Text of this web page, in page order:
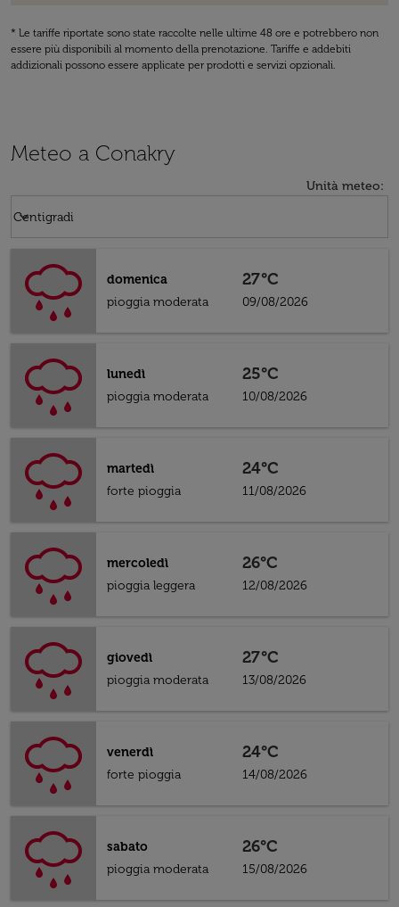
* Le tariffe riportate sono state raccolte nelle ultime 48 ore e potrebbero non
essere più disponibili al momento della prenotazione. Tariffe e addebiti
addizionali possono essere applicate per prodotti e servizi opzionali.
Meteo a Conakry
Unità meteo:
Centigradi
keyboard_arrow_down
domenica
pioggia moderata
27°C
09/08/2026
lunedì
pioggia moderata
25°C
10/08/2026
martedì
forte pioggia
24°C
11/08/2026
mercoledì
pioggia leggera
26°C
12/08/2026
giovedì
pioggia moderata
27°C
13/08/2026
venerdì
forte pioggia
24°C
14/08/2026
sabato
pioggia moderata
26°C
15/08/2026